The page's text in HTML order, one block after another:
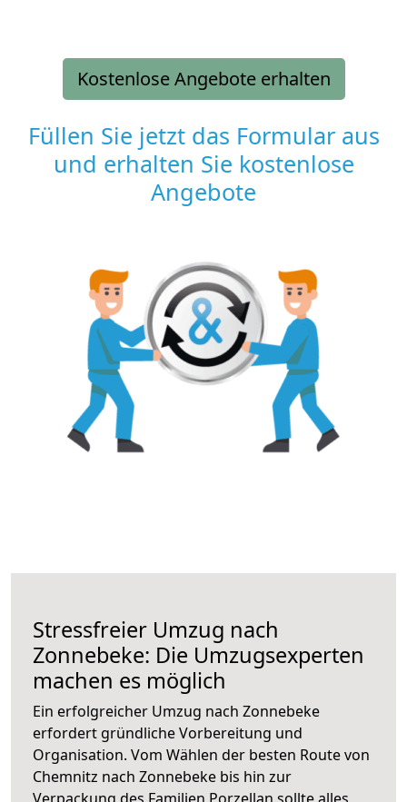
Kostenlose Angebote erhalten
Füllen Sie jetzt das Formular aus
und erhalten Sie kostenlose
Angebote
Stressfreier Umzug nach
Zonnebeke: Die Umzugsexperten
machen es möglich
Ein erfolgreicher Umzug nach Zonnebeke
erfordert gründliche Vorbereitung und
Organisation. Vom Wählen der besten Route von
Chemnitz nach Zonnebeke bis hin zur